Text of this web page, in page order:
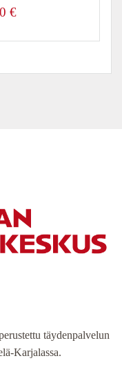
€Nykyinen
6
täydenpalvelun
Karjalassa.